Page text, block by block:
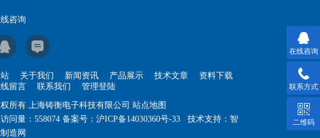
咨询
关于我们 新闻资讯 产品展示 技术文章
资料下载
留言
联系我们 管理登陆
所有 上海铸衡电子科技有限公司 站点地图
问量： 558074 备案号： 沪ICP备14030360号-33 技术支持： 智
造网
在线咨询
联系方式
二维码